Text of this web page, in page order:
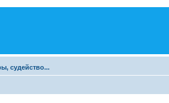
судейство...